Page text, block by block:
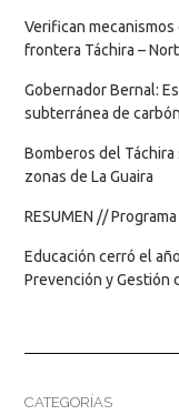
Verifican
frontera Táchira –
Gobernador Bernal:
subterránea de carbón
Bomberos del
zonas de La Guaira
RESUMEN //
Educación cerró el
Prevención y Gestión
CATEGORÍAS